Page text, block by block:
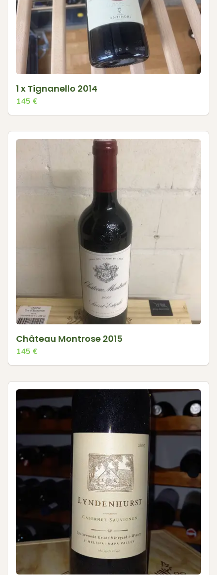
1 x Tignanello 2014
145 €
Château Montrose 2015
145 €